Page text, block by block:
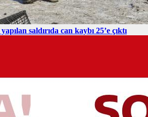
saldırıda can kaybı 25’e çıktı